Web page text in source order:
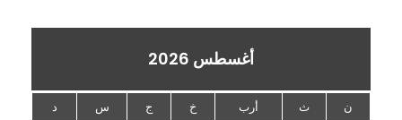
أغسطس 2026
ن ث أرب خ ج س د